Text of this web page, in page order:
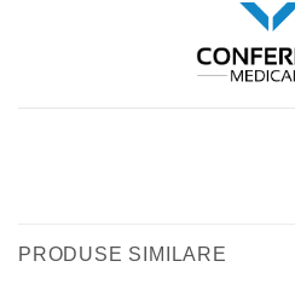
PRODUSE SIMILARE